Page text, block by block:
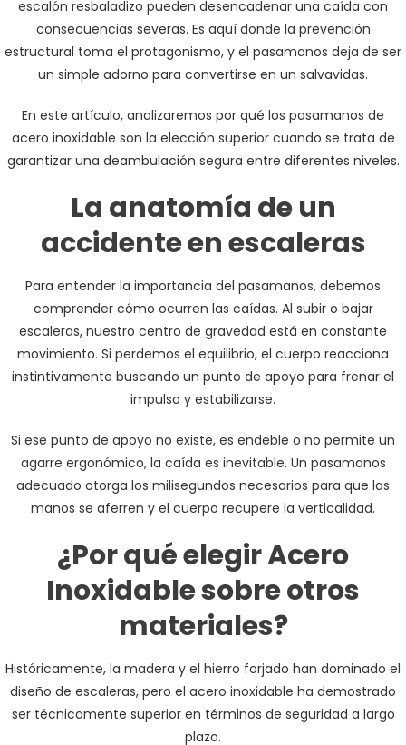
escalón resbaladizo pueden desencadenar una caída con
consecuencias severas. Es aquí donde la prevención
estructural toma el protagonismo, y el pasamanos deja de ser
un simple adorno para convertirse en un salvavidas.
En este artículo, analizaremos por qué los pasamanos de
acero inoxidable son la elección superior cuando se trata de
garantizar una deambulación segura entre diferentes niveles.
La anatomía de un
accidente en escaleras
Para entender la importancia del pasamanos, debemos
comprender cómo ocurren las caídas. Al subir o bajar
escaleras, nuestro centro de gravedad está en constante
movimiento. Si perdemos el equilibrio, el cuerpo reacciona
instintivamente buscando un punto de apoyo para frenar el
impulso y estabilizarse.
Si ese punto de apoyo no existe, es endeble o no permite un
agarre ergonómico, la caída es inevitable. Un pasamanos
adecuado otorga los milisegundos necesarios para que las
manos se aferren y el cuerpo recupere la verticalidad.
¿Por qué elegir Acero
Inoxidable sobre otros
materiales?
Históricamente, la madera y el hierro forjado han dominado el
diseño de escaleras, pero el acero inoxidable ha demostrado
ser técnicamente superior en términos de seguridad a largo
plazo.